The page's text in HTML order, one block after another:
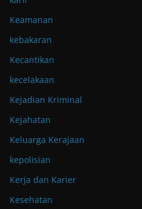
Keamanan
kebakaran
Kecantikan
kecelakaan
Kejadian Kriminal
Kejahatan
Keluarga Kerajaan
kepolisian
Kerja dan Karier
Kesehatan